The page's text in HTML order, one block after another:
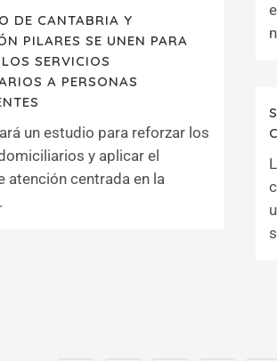
DE CANTABRIA Y
PILARES SE UNEN PARA
SERVICIOS
A PERSONAS
un estudio para reforzar los
y aplicar el
atención centrada en la